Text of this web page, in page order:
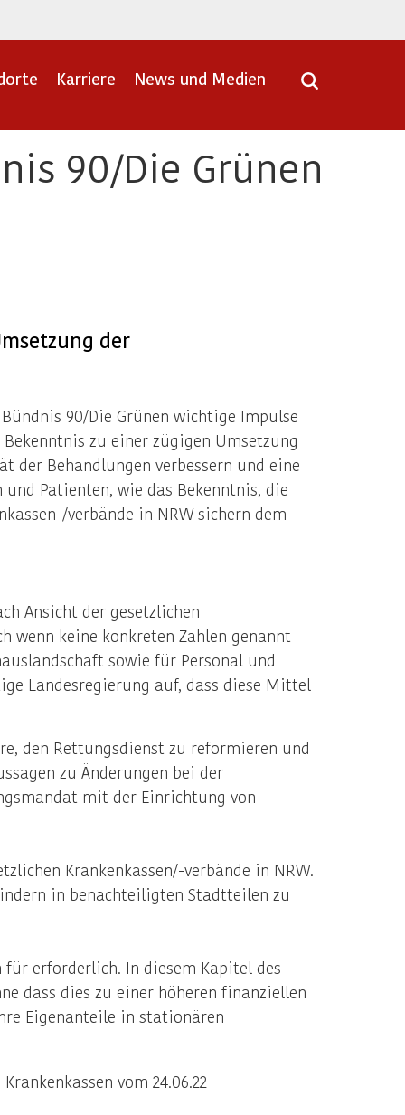
Karriere News und Medien
90/Die Grünen
der
90/Die Grünen wichtige Impulse
zu einer zügigen Umsetzung
der Behandlungen verbessern und eine
Patienten, wie das Bekenntnis, die
verbände in NRW sichern dem
Ansicht der gesetzlichen
wenn keine konkreten Zahlen genannt
sowie für Personal und
Landesregierung auf, dass diese Mittel
den Rettungsdienst zu reformieren und
zu Änderungen bei der
mit der Einrichtung von
Krankenkassen/-verbände in NRW.
in benachteiligten Stadtteilen zu
für erforderlich. In diesem Kapitel des
dass dies zu einer höheren finanziellen
Eigenanteile in stationären
vom 24.06.22